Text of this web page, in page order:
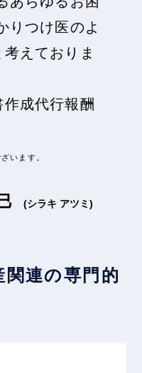
りつけ医のよ
えておりま
成代行報酬
います。
(シラキ アツミ)
関連の専門的